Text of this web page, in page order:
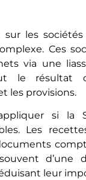
sur les
Ces
via une
le résultat
les provisions.
si la
Les
d’une
leur